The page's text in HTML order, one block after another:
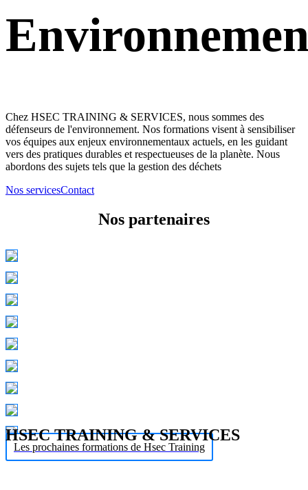
Chez HSEC TRAINING & SERVICES, nous sommes des
défenseurs de l'environnement. Nos formations visent à sensibiliser
vos équipes aux enjeux environnementaux actuels, en les guidant
vers des pratiques durables et respectueuses de la planète. Nous
abordons des sujets tels que la gestion des déchets
Nos servicesContact
Nos partenaires
Les prochaines formations de Hsec Training
HSEC TRAINING & SERVICES